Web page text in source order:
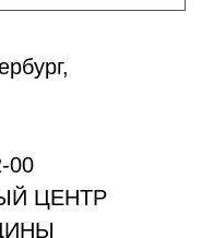
00
ЦЕНТР